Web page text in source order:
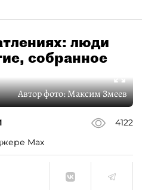
люди
собранное
Автор фото:Максим Змеев
4122
Max